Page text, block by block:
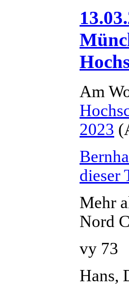
Am
2023
dieser
Mehr
Nord
vy 73
Hans,